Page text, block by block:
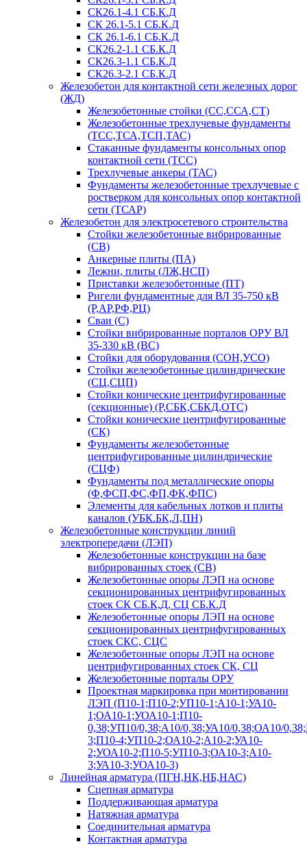
СК26.1-4.1 СБ.К.Д
СК 26.1-5.1 СБ.К.Д
СК 26.1-6.1 СБ.К.Д
СК26.2-1.1 СБ.К.Д
СК26.3-1.1 СБ.К.Д
СК26.3-2.1 СБ.К.Д
Железобетон для контактной сети железных дорог
(ЖД)
Железобетонные стойки (СС,ССА,СТ)
Железобетонные трехлучевые фундаменты
(ТСС,ТСА,ТСП,ТАС)
Стаканные фундаменты консольных опор
контактной сети (ТСС)
Трехлучевые анкеры (ТАС)
Фундаменты железобетонные трехлучевые с
ростверком для консольных опор контактной
сети (ТСАР)
Железобетон для электросетевого строительства
Стойки железобетонные вибрированные
(СВ)
Анкерные плиты (ПА)
Лежни, плиты (ЛЖ,НСП)
Приставки железобетонные (ПТ)
Ригели фундаментные для ВЛ 35-750 кВ
(Р,АР,РФ,РЦ)
Сваи (С)
Стойки вибрированные порталов ОРУ ВЛ
35-330 кВ (ВС)
Стойки для оборудования (СОН,УСО)
Стойки железобетонные цилиндрические
(СЦ,СЦП)
Стойки конические центрифугированные
(секционные) (Р,СБК,СБКД,ОТС)
Стойки конические центрифугированные
(СК)
Фундаменты железобетонные
центрифугированные цилиндрические
(СЦФ)
Фундаменты под металлические опоры
(Ф,ФСП,ФС,ФП,ФК,ФПС)
Элементы для кабельных лотков и плиты
каналов (УБК.БК,Л,ПН)
Железобетонные конструкции линий
электропередачи (ЛЭП)
Железобетонные конструкции на базе
вибрированных стоек (СВ)
Железобетонные опоры ЛЭП на основе
секционированных центрифугированных
стоек СК СБ.К,Д, СЦ СБ.К.Д
Железобетонные опоры ЛЭП на основе
секционированных центрифугированных
стоек СКС, СЦС
Железобетонные опоры ЛЭП на основе
центрифугированных стоек СК, СЦ
Железобетонные порталы ОРУ
Проектная маркировка при монтировании
ЛЭП (П10-1;П10-2;УП10-1;А10-1;УА10-
1;ОА10-1;УОА10-1;П10-
0,38;УП10/0,38;А10/0,38;УА10/0,38;ОА10/
3;П10-4;УП10-2;ОА10-2;А10-2;УА10-
2;УОА10-2;П10-5;УП10-3;ОА10-3;А10-
3;УА10-3;УОА10-3)
Линейная арматура (ПГН,НК,НБ,НАС)
Сцепная арматура
Поддерживающая арматура
Натяжная арматура
Соединительная арматура
Контактная арматура